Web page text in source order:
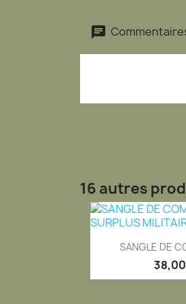
16 autres

SANGLE DE